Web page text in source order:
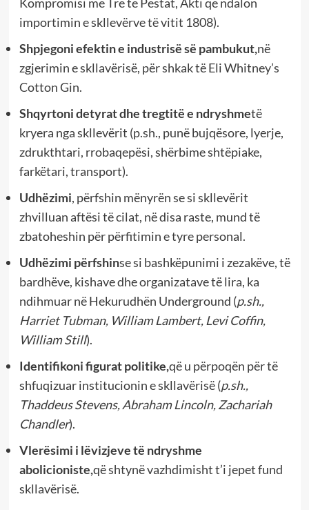
importimin e skllevërve të vitit 1808).
Shpjegoni efektin e industrisë së pambukut,në
zgjerimin e skllavërisë, për shkak të Eli Whitney’s
Cotton Gin.
Shqyrtoni detyrat dhe tregtitë e ndryshmetë
kryera nga skllevërit (p.sh., punë bujqësore, lyerje,
zdrukthtari, rrobaqepësi, shërbime shtëpiake,
farkëtari, transport).
Udhëzimi, përfshin mënyrën se si skllevërit
zhvilluan aftësi të cilat, në disa raste, mund të
zbatoheshin për përfitimin e tyre personal.
Udhëzimi përfshinse si bashkëpunimi i zezakëve, të
bardhëve, kishave dhe organizatave të lira, ka
ndihmuar në Hekurudhën Underground (p.sh.,
Harriet Tubman, William Lambert, Levi Coffin,
William Still).
Identifikoni figurat politike,që u përpoqën për të
shfuqizuar institucionin e skllavërisë (p.sh.,
Thaddeus Stevens, Abraham Lincoln, Zachariah
Chandler).
Vlerësimi i lëvizjeve të ndryshme
abolicioniste,që shtynë vazhdimisht t’i jepet fund
skllavërisë.